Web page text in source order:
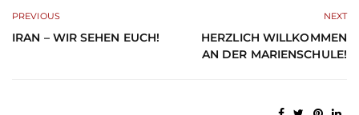
PREVIOUS
IRAN – WIR SEHEN EUCH!
NEXT
HERZLICH WILLKOMMEN
AN DER MARIENSCHULE!